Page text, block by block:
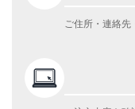
ご住所・連絡先